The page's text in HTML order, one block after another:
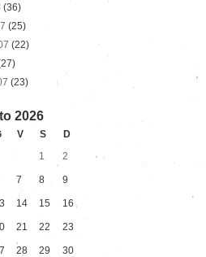
(36)
(25)
(22)
(23)
2026
V S
D
1
2
7 8 9
14 15 16
21 22 23
28 29 30